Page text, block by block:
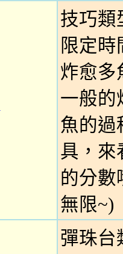
技巧類
限定
炸愈多
一般的
魚的過
具，來
的分數
無限~)
彈珠台